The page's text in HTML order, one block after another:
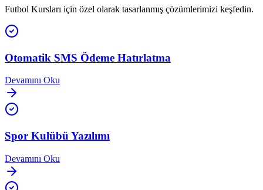
Futbol Kursları için özel olarak tasarlanmış çözümlerimizi keşfedin.
Otomatik SMS Ödeme Hatırlatma
Devamını Oku
Spor Kulübü Yazılımı
Devamını Oku